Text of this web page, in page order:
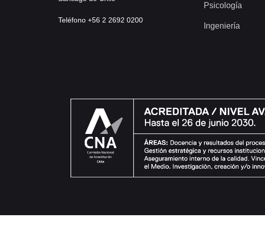
Teléfono +56 2 2692 0200
Psicología
Ingeniería